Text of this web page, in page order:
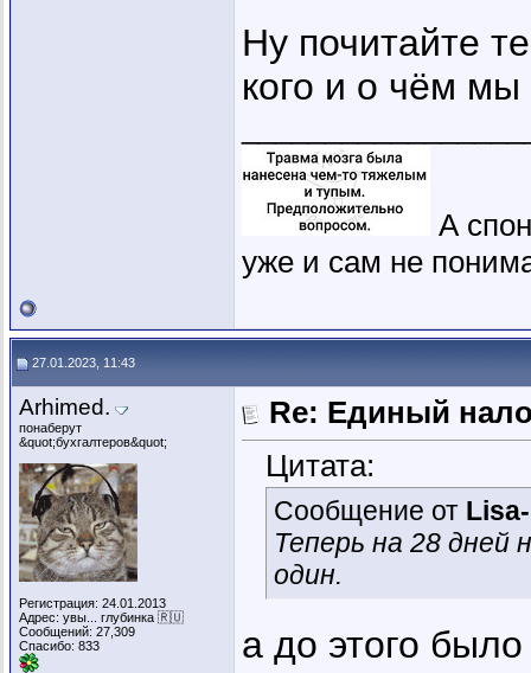
Ну почитайте
кого и о чём
А
уже и сам не
27.01.2023, 11:43
Arhimed.
понаберут
&quot;бухгалтеров&quot;
Регистрация: 24.01.2013
Адрес: увы... глубинка 🇷🇺
Сообщений: 27,309
Спасибо: 833
Re: Единый
Цитата:
Сообщение от
Теперь на 28 дней
один.
а до этого